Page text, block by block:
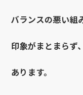
バランスの悪い組
印象がまとまらず
あります。